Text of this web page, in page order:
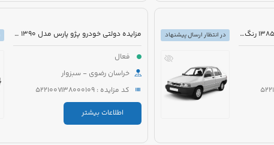
مزایده دولتی خودرو پراید مدل 1385 رنگ نقره ای
در انتظار ارسال پیشنهاد
مزایده دولتی خودرو پژو پارس مدل 1390 رنگ سفید
فعال
خراسان رضوی - سبزوار
کد مزایده : 5221007138000109
اطلاعات بیشتر